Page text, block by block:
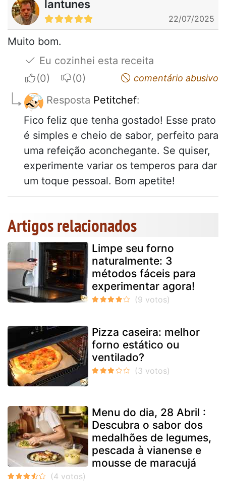
lantunes
22/07/2025
Muito bom.
Eu cozinhei esta receita
I apreciateI do not appreciatecomentário abusivo
Resposta Petitchef:
Fico feliz que tenha gostado! Esse prato
é simples e cheio de sabor, perfeito para
uma refeição aconchegante. Se quiser,
experimente variar os temperos para dar
um toque pessoal. Bom apetite!
Artigos relacionados
Limpe seu forno
naturalmente: 3
métodos fáceis para
experimentar agora!
Pizza caseira: melhor
forno estático ou
ventilado?
Menu do dia, 28 Abril :
Descubra o sabor dos
medalhões de legumes,
pescada à vianense e
mousse de maracujá